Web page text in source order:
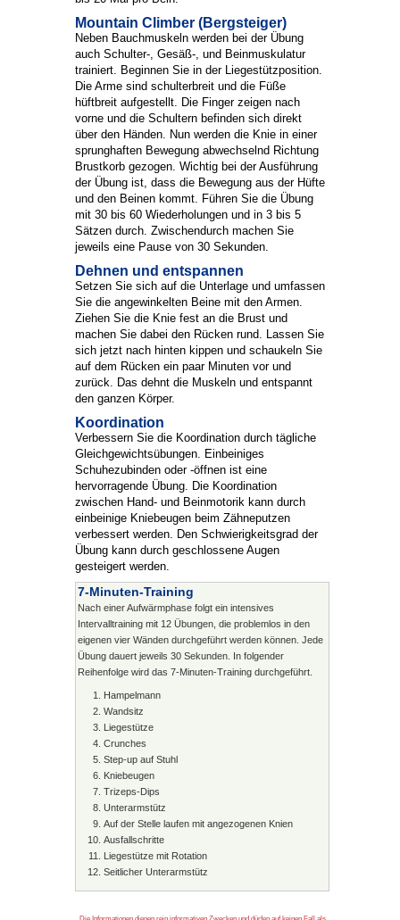
Mountain Climber (Bergsteiger)
Neben Bauchmuskeln werden bei der Übung
auch Schulter-, Gesäß-, und Beinmuskulatur
trainiert. Beginnen Sie in der Liegestützposition.
Die Arme sind schulterbreit und die Füße
hüftbreit aufgestellt. Die Finger zeigen nach
vorne und die Schultern befinden sich direkt
über den Händen. Nun werden die Knie in einer
sprunghaften Bewegung abwechselnd Richtung
Brustkorb gezogen. Wichtig bei der Ausführung
der Übung ist, dass die Bewegung aus der Hüfte
und den Beinen kommt. Führen Sie die Übung
mit 30 bis 60 Wiederholungen und in 3 bis 5
Sätzen durch. Zwischendurch machen Sie
jeweils eine Pause von 30 Sekunden.
Dehnen und entspannen
Setzen Sie sich auf die Unterlage und umfassen
Sie die angewinkelten Beine mit den Armen.
Ziehen Sie die Knie fest an die Brust und
machen Sie dabei den Rücken rund. Lassen Sie
sich jetzt nach hinten kippen und schaukeln Sie
auf dem Rücken ein paar Minuten vor und
zurück. Das dehnt die Muskeln und entspannt
den ganzen Körper.
Koordination
Verbessern Sie die Koordination durch tägliche
Gleichgewichtsübungen. Einbeiniges
Schuhezubinden oder -öffnen ist eine
hervorragende Übung. Die Koordination
zwischen Hand- und Beinmotorik kann durch
einbeinige Kniebeugen beim Zähneputzen
verbessert werden. Den Schwierigkeitsgrad der
Übung kann durch geschlossene Augen
gesteigert werden.
7-Minuten-Training
Nach einer Aufwärmphase folgt ein intensives
Intervalltraining mit 12 Übungen, die problemlos in den
eigenen vier Wänden durchgeführt werden können. Jede
Übung dauert jeweils 30 Sekunden. In folgender
Reihenfolge wird das 7-Minuten-Training durchgeführt.
Hampelmann
Wandsitz
Liegestütze
Crunches
Step-up auf Stuhl
Kniebeugen
Trizeps-Dips
Unterarmstütz
Auf der Stelle laufen mit angezogenen Knien
Ausfallschritte
Liegestütze mit Rotation
Seitlicher Unterarmstütz